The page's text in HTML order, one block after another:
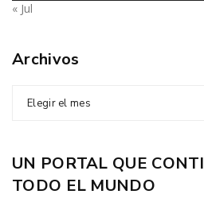
« Jul
Archivos
Elegir el mes
UN PORTAL QUE
TODO EL MUNDO